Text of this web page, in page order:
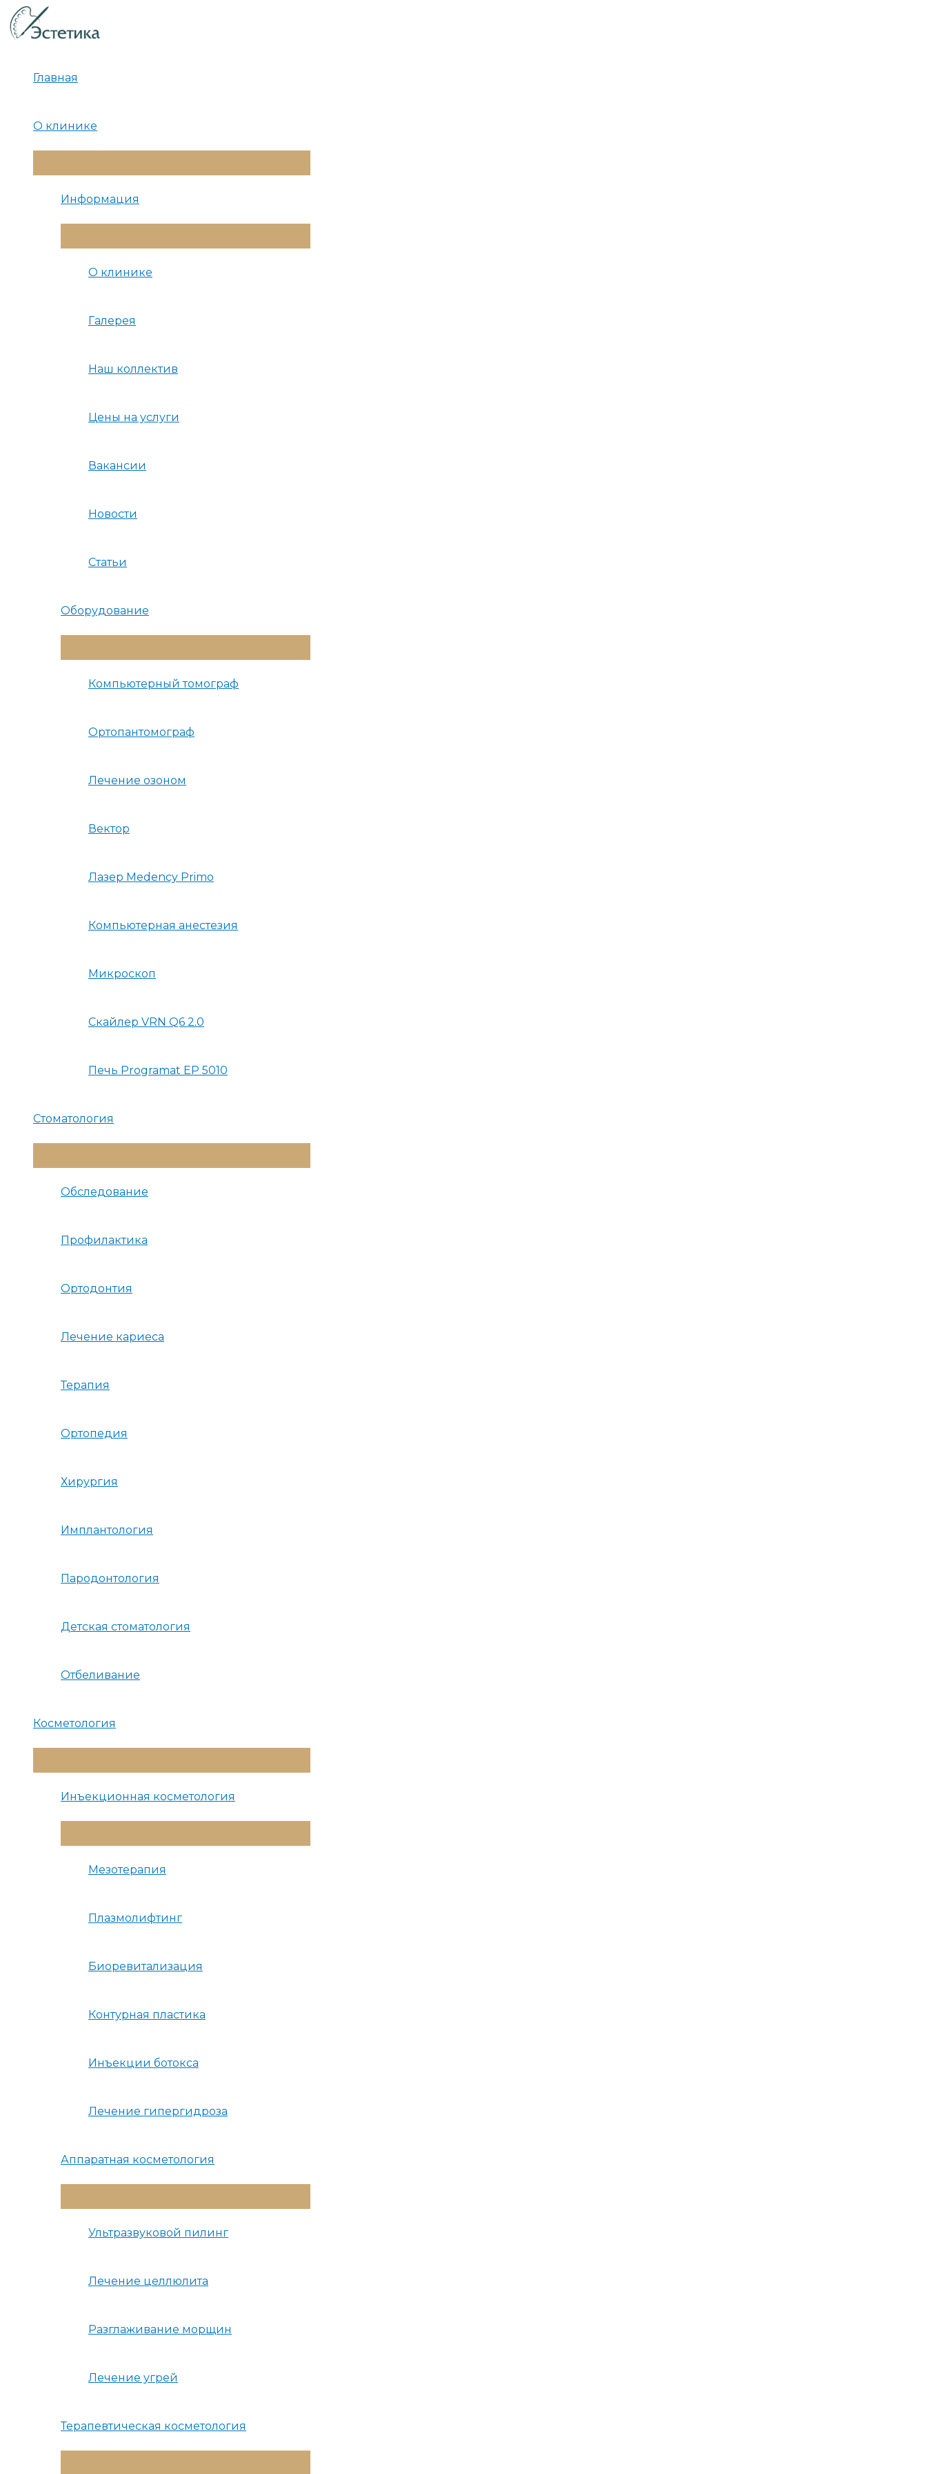
Перейти
к
содержимому
Главная
О клинике
Меню
Информация
Меню
О клинике
Галерея
Наш коллектив
Цены на услуги
Вакансии
Новости
Статьи
Оборудование
Меню
Компьютерный томограф
Ортопантомограф
Лечение озоном
Вектор
Лазер Medency Primo
Компьютерная анестезия
Микроскоп
Скайлер VRN Q6 2.0
Печь Programat EP 5010
Стоматология
Меню
Обследование
Профилактика
Ортодонтия
Лечение кариеса
Терапия
Ортопедия
Хирургия
Имплантология
Пародонтология
Детская стоматология
Отбеливание
Косметология
Меню
Инъекционная косметология
Меню
Мезотерапия
Плазмолифтинг
Биоревитализация
Контурная пластика
Инъекции ботокса
Лечение гипергидроза
Аппаратная косметология
Меню
Ультразвуковой пилинг
Лечение целлюлита
Разглаживание морщин
Лечение угрей
Терапевтическая косметология